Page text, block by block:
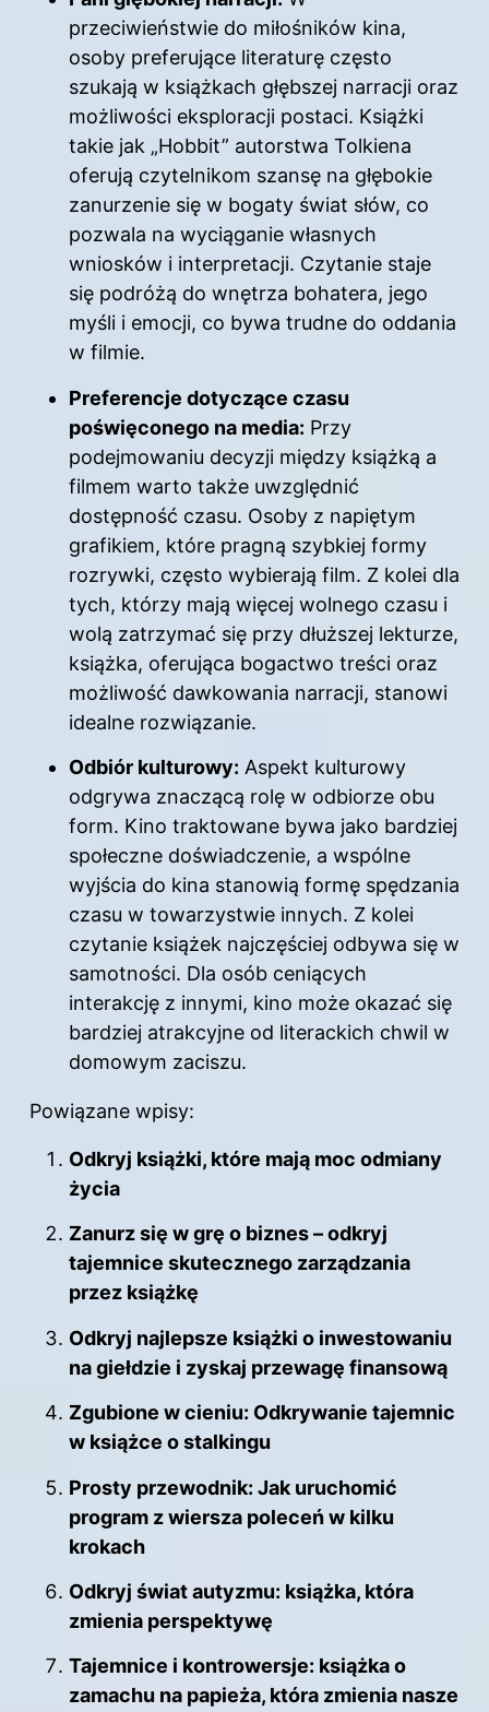
przeciwieństwie do miłośników kina,
osoby preferujące literaturę często
szukają w książkach głębszej narracji oraz
możliwości eksploracji postaci. Książki
takie jak „Hobbit” autorstwa Tolkiena
oferują czytelnikom szansę na głębokie
zanurzenie się w bogaty świat słów, co
pozwala na wyciąganie własnych
wniosków i interpretacji. Czytanie staje
się podróżą do wnętrza bohatera, jego
myśli i emocji, co bywa trudne do oddania
w filmie.
Preferencje dotyczące czasu
poświęconego na media: Przy
podejmowaniu decyzji między książką a
filmem warto także uwzględnić
dostępność czasu. Osoby z napiętym
grafikiem, które pragną szybkiej formy
rozrywki, często wybierają film. Z kolei dla
tych, którzy mają więcej wolnego czasu i
wolą zatrzymać się przy dłuższej lekturze,
książka, oferująca bogactwo treści oraz
możliwość dawkowania narracji, stanowi
idealne rozwiązanie.
Odbiór kulturowy: Aspekt kulturowy
odgrywa znaczącą rolę w odbiorze obu
form. Kino traktowane bywa jako bardziej
społeczne doświadczenie, a wspólne
wyjścia do kina stanowią formę spędzania
czasu w towarzystwie innych. Z kolei
czytanie książek najczęściej odbywa się w
samotności. Dla osób ceniących
interakcję z innymi, kino może okazać się
bardziej atrakcyjne od literackich chwil w
domowym zaciszu.
Powiązane wpisy:
Odkryj książki, które mają moc odmiany
życia
Zanurz się w grę o biznes – odkryj
tajemnice skutecznego zarządzania
przez książkę
Odkryj najlepsze książki o inwestowaniu
na giełdzie i zyskaj przewagę finansową
Zgubione w cieniu: Odkrywanie tajemnic
w książce o stalkingu
Prosty przewodnik: Jak uruchomić
program z wiersza poleceń w kilku
krokach
Odkryj świat autyzmu: książka, która
zmienia perspektywę
Tajemnice i kontrowersje: książka o
zamachu na papieża, która zmienia nasze